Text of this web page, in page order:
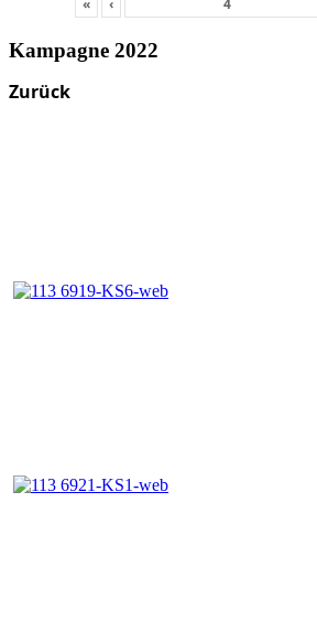
« ‹
Kampagne 2022
Zurück